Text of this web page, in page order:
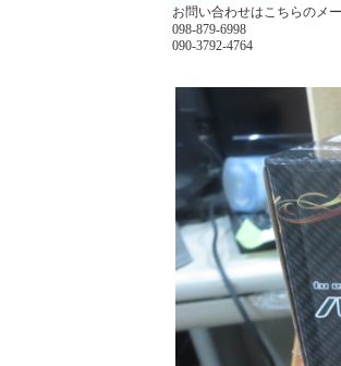
お問い合わせはこちらのメ
098-879-6998
090-3792-4764